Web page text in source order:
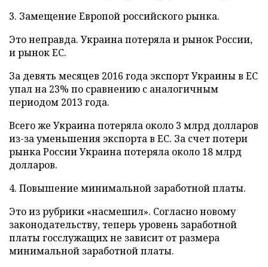
3. Замещение Европой российского рынка.
Это неправда. Украина потеряла и рынок России,
и рынок ЕС.
За девять месяцев 2016 года экспорт Украины в ЕС
упал на 23% по сравнению с аналогичным
периодом 2013 года.
Всего же Украина потеряла около 3 млрд долларов
из-за уменьшения экспорта в ЕС. За счет потери
рынка России Украина потеряла около 18 млрд
долларов.
4. Повышение минимальной заработной платы.
Это из рубрики «насмешил». Согласно новому
законодательству, теперь уровень заработной
платы госслужащих не зависит от размера
минимальной заработной платы.